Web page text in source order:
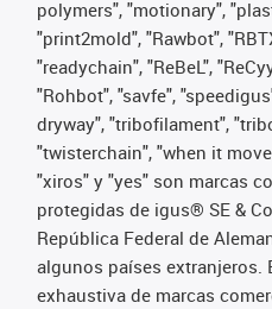
polymers", "motionary",
"print2mold", "Rawbot",
"readychain", "ReBeL",
"Rohbot", "savfe",
dryway", "tribofilament",
"twisterchain", "when it
"xiros" y "yes" son marcas
protegidas de igus® SE &
República Federal de
algunos países extranjeros.
exhaustiva de marcas